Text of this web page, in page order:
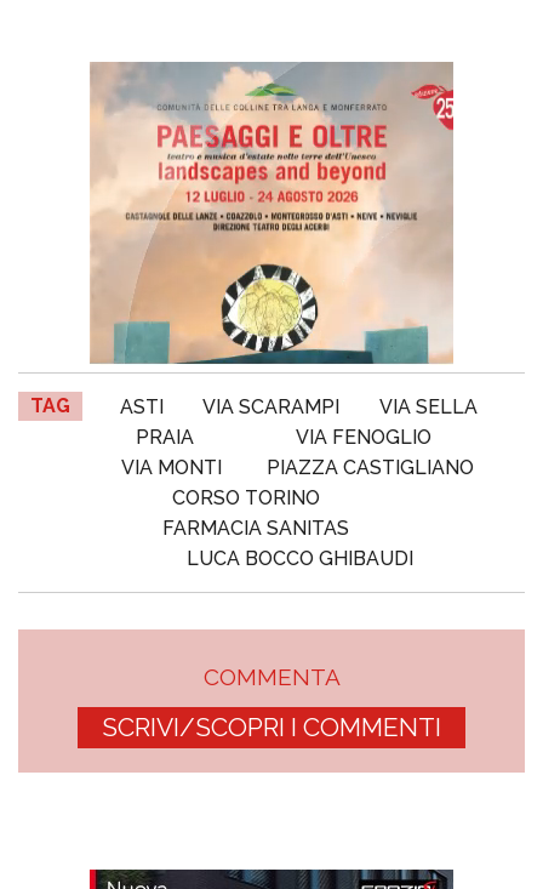
TAG ASTI VIA SCARAMPI
VIA SELLA
PRAIA
VIA FENOGLIO
VIA MONTI
PIAZZA CASTIGLIANO
CORSO TORINO
FARMACIA SANITAS
LUCA BOCCO GHIBAUDI
COMMENTA
SCRIVI/SCOPRI I COMMENTI